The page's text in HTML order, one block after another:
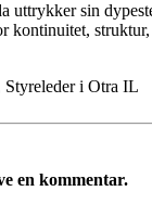
uttrykker sin
kontinuitet,
Styreleder i Otra IL
en kommentar.